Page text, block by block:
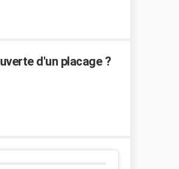
d'un placage ?